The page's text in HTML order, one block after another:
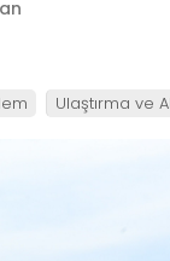
Ulaştırma ve